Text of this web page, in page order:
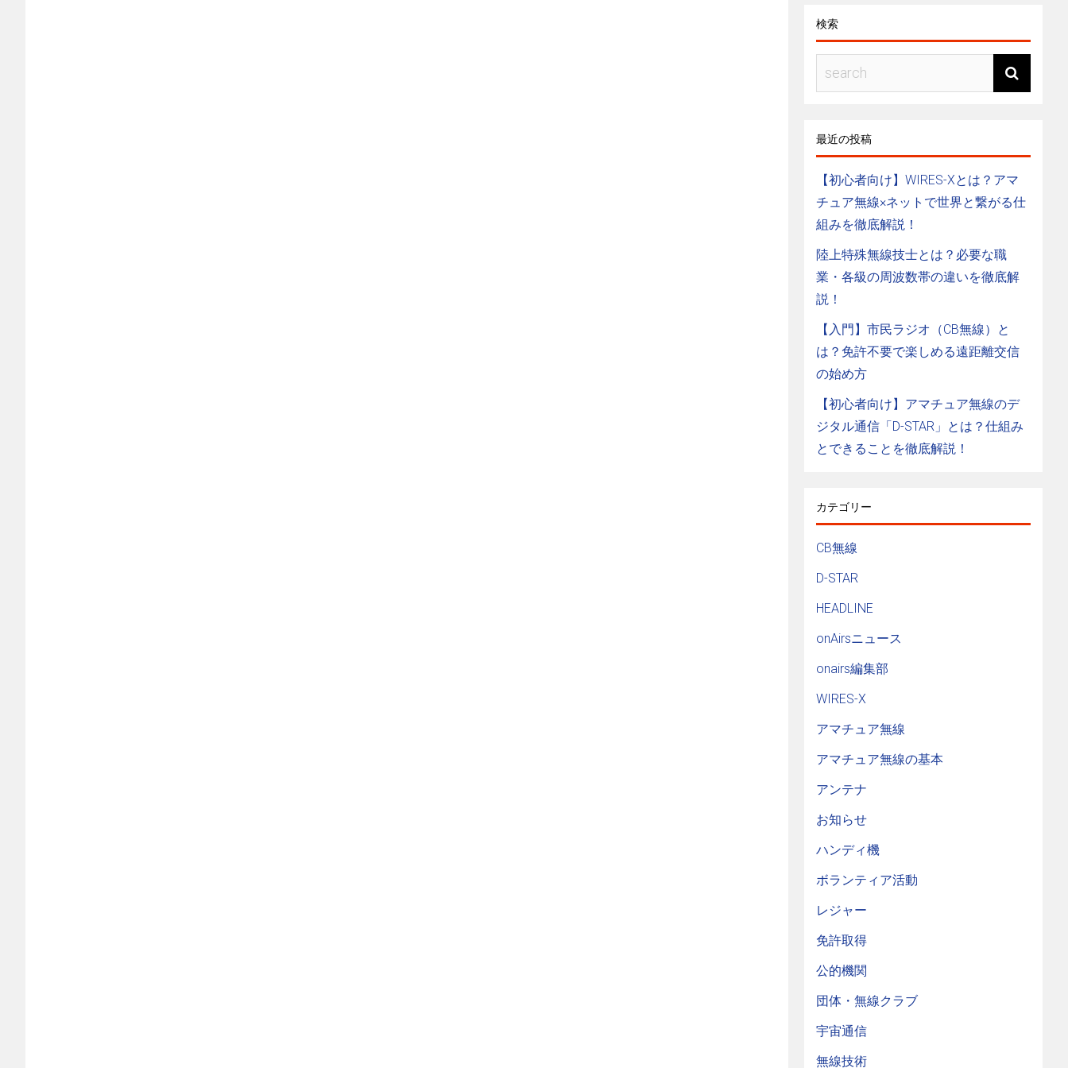
検索
最近の投稿
【初心者向け】WIRES-Xとは？アマ
チュア無線×ネットで世界と繋がる仕
組みを徹底解説！
陸上特殊無線技士とは？必要な職
業・各級の周波数帯の違いを徹底解
説！
【入門】市民ラジオ（CB無線）と
は？免許不要で楽しめる遠距離交信
の始め方
【初心者向け】アマチュア無線のデ
ジタル通信「D-STAR」とは？仕組み
とできることを徹底解説！
カテゴリー
CB無線
D-STAR
HEADLINE
onAirsニュース
onairs編集部
WIRES-X
アマチュア無線
アマチュア無線の基本
アンテナ
お知らせ
ハンディ機
ボランティア活動
レジャー
免許取得
公的機関
団体・無線クラブ
宇宙通信
無線技術